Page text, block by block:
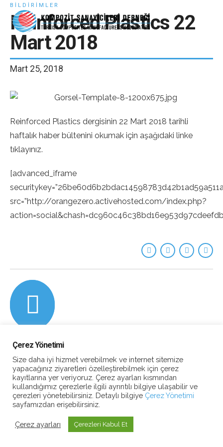
BILDIRIMLER
Reinforced Plastics 22
Mart 2018
Mart 25, 2018
Reinforced Plastics dergisinin 22 Mart 2018 tarihli
haftalık haber bültenini okumak için aşağıdaki linke
tıklayınız.
[advanced_iframe
src=”http://orangezero.activehosted.com/index.php?
Çerez Yönetimi
Size daha iyi hizmet verebilmek ve internet sitemize
yapacağınız ziyaretleri özelleştirebilmek için çerez
kayıtlarına yer veriyoruz. Çerez ayarları kısmından
kullandığımız çerezlerle ilgili ayrıntılı bilgiye ulaşabilir ve
çerezleri yönetebilirsiniz. Detaylı bilgiye Çerez Yönetimi
sayfamızdan erişebilirsiniz.
Çerez ayarları Çerezleri Kabul Et
E-Bülten - Dergi Üyeliği
Abone Ol